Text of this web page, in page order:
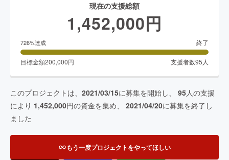
現在の支援総額
1,452,000円
726%達成 終了
目標金額200,000円 支援者数95 人
このプロジェクトは、 2021/03/15に募集を開始し、 95人の支援
により 1,452,000円の資金を集め、 2021/04/20に募集を終了し
ました
もう一度プロジェクトをやってほしい